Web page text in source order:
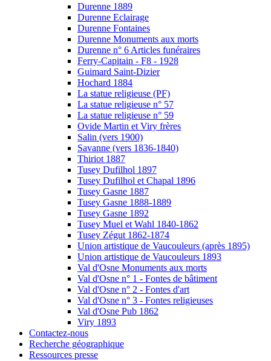
Durenne 1889
Durenne Eclairage
Durenne Fontaines
Durenne Monuments aux morts
Durenne n° 6 Articles funéraires
Ferry-Capitain - F8 - 1928
Guimard Saint-Dizier
Hochard 1884
La statue religieuse (PF)
La statue religieuse n° 57
La statue religieuse n° 59
Ovide Martin et Viry frères
Salin (vers 1900)
Savanne (vers 1836-1840)
Thiriot 1887
Tusey Dufilhol 1897
Tusey Dufilhol et Chapal 1896
Tusey Gasne 1887
Tusey Gasne 1888-1889
Tusey Gasne 1892
Tusey Muel et Wahl 1840-1862
Tusey Zégut 1862-1874
Union artistique de Vaucouleurs (après 1895)
Union artistique de Vaucouleurs 1893
Val d'Osne Monuments aux morts
Val d'Osne n° 1 - Fontes de bâtiment
Val d'Osne n° 2 - Fontes d'art
Val d'Osne n° 3 - Fontes religieuses
Val d'Osne Pub 1862
Viry 1893
Contactez-nous
Recherche géographique
Ressources presse